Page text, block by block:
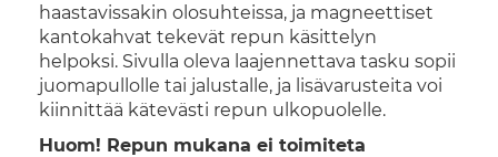
haastavissakin olosuhteissa, ja magneettiset
kantokahvat tekevät repun käsittelyn
helpoksi. Sivulla oleva laajennettava tasku sopii
juomapullolle tai jalustalle, ja lisävarusteita voi
kiinnittää kätevästi repun ulkopuolelle.
Huom! Repun mukana ei toimiteta